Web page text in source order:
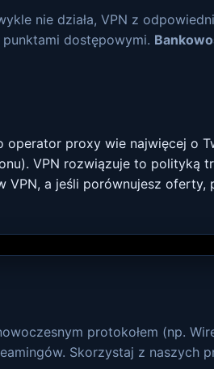
nie działa, VPN z
dostępowymi.
proxy wie najwięcej o
VPN rozwiązuje to polityką
a jeśli porównujesz oferty,
protokołem (np.
Skorzystaj z naszych